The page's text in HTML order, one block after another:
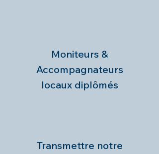
Moniteurs &
Accompagnateurs
locaux diplômés
Transmettre notre